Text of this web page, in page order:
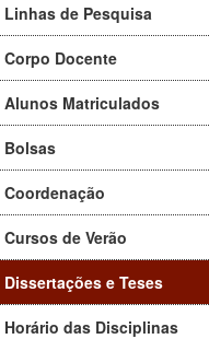
Linhas de Pesquisa
Corpo Docente
Alunos Matriculados
Bolsas
Coordenação
Cursos de Verão
Dissertações e Teses
Horário das Disciplinas